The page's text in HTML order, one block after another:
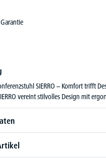
SIERRO – Komfort trifft
vereint stilvolles Design mit